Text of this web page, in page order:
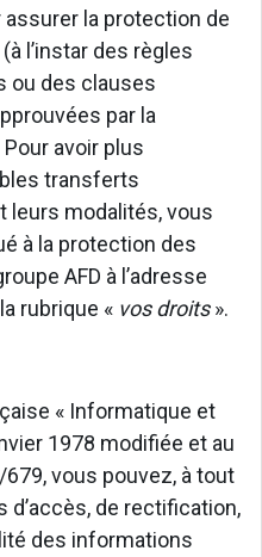
la protection de
l’instar des règles
ou des clauses
par la
avoir plus
transferts
leurs modalités, vous
à la protection des
AFD à l’adresse
rubrique « vos droits».
« Informatique et
1978 modifiée et au
vous pouvez, à tout
de rectification,
des informations